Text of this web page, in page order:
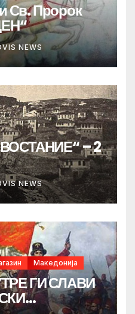
Св. Пророк
NEWS
– 2
NEWS
Македонија
ГИ СЛАВИ